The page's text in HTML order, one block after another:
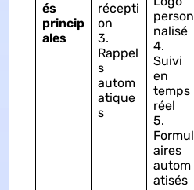
és
princip
ales
récepti
on
3.
Rappel
s
autom
atique
s
person
nalisé
4.
Suivi
en
temps
réel
5.
Formul
aires
autom
atisés